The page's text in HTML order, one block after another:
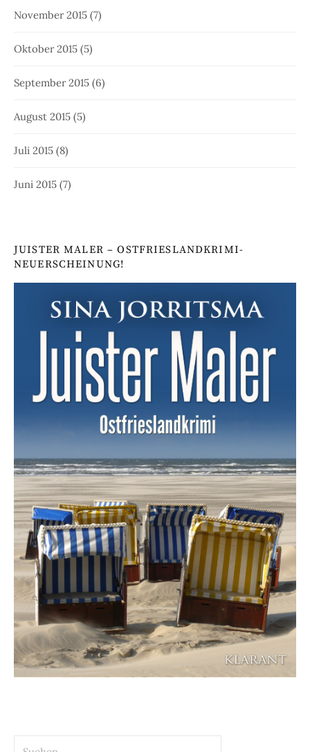
November 2015 (7)
Oktober 2015 (5)
September 2015 (6)
August 2015 (5)
Juli 2015 (8)
Juni 2015 (7)
JUISTER MALER – OSTFRIESLANDKRIMI-
NEUERSCHEINUNG!